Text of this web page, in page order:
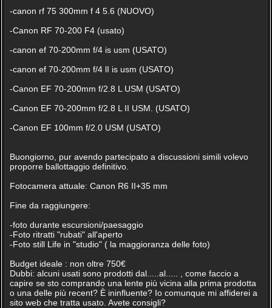
-canon rf 75 300mm f 4 5.6 (NUOVO)
-Canon RF 70-200 F4 (usato)
-canon ef 70-200mm f/4 is usm (USATO)
-canon ef 70-200mm f/4 lI is usm (USATO)
-Canon EF 70-200mm f/2.8 L USM (USATO)
-Canon EF 70-200mm f/2.8 L II USM. (USATO)
-Canon EF 100mm f/2.0 USM (USATO)
Buongiorno, pur avendo partecipato a discussioni simili volevo
proporre ballottaggio definitivo.
Fotocamera attuale: Canon R6 II+35 mm
Fine da raggiungere:
-foto durante escursioni/paesaggio
-Foto ritratti "rubati" all'aperto
-Foto still Life in "studio" ( la maggioranza delle foto)
Budget ideale : non oltre 750€
Dubbi: alcuni usati sono prodotti dal.....al..... , come faccio a
capire se sto comprando una lente più vicina alla prima prodotta
o una delle più recent? È ininfluente? Io comunque mi affiderei a
sito web che tratta usato. Avete consigli?